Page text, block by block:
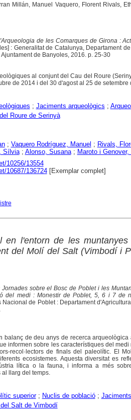
Millán, Manuel Vaquero, Florent Rivals,
de les Comarques de Girona :
: Generalitat de Catalunya, Departament
de Banyoles, 2016. p. 25-30
al conjunt del Cau del Roure
de 2014 i del 30 d'agost al 25 de setembre
; Jaciments arqueològics ;
Roure de Serinyà
; Vaquero Rodríguez, Manuel ; Rivals,
Sílvia; Alonso, Susana; Maroto i Genover,
10256/13554
10687/136724[Exemplar complet]
en l'entorn de les
del Molí del Salt (Vimbodí i
Jornades sobre el Bosc de Poblet i les
del medi : Monestir de Poblet, 5, 6 i 7 de
Nacional de Poblet : Departament
balanç de deu anys de recerca
informen sobre les característiques del
recol·lectors de finals del paleolític. El
ecosistemes. Aquesta diversitat es
lítica o la fauna, i informa a més
llarg del temps.
superior; Nuclis de població;
Salt de Vimbodí